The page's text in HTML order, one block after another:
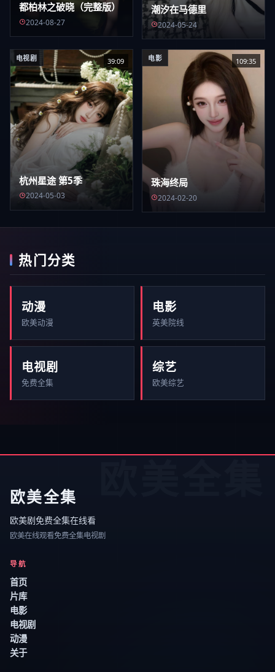
都柏林之破晓（完整版）
2024-08-27
潮汐在马德里
2024-05-24
电视剧 39:09
杭州星途 第5季
2024-05-03
电影 109:35
珠海终局
2024-02-20
热门分类
动漫
欧美动漫
电影
英美院线
电视剧
免费全集
综艺
欧美综艺
欧美全集
欧美剧免费全集在线看
欧美在线观看免费全集电视剧
导航
首页
片库
电影
电视剧
动漫
关于